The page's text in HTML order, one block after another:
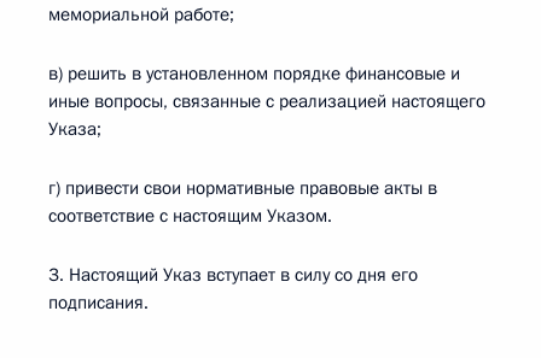
мемориальной работе;
в) решить в установленном порядке финансовые и
иные вопросы, связанные с реализацией настоящего
Указа;
г) привести свои нормативные правовые акты в
соответствие с настоящим Указом.
3. Настоящий Указ вступает в силу со дня его
подписания.